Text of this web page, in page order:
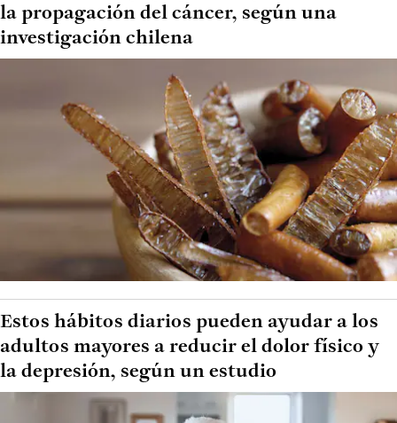
la propagación del cáncer, según una
investigación chilena
Estos hábitos diarios pueden ayudar a los
adultos mayores a reducir el dolor físico y
la depresión, según un estudio